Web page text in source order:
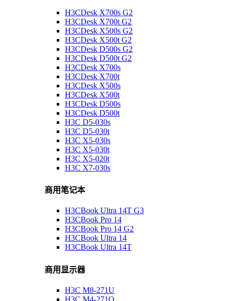
H3CDesk X700s G2
H3CDesk X700t G2
H3CDesk X500s G2
H3CDesk X500t G2
H3CDesk D500s G2
H3CDesk D500t G2
H3CDesk X700s
H3CDesk X700t
H3CDesk X500s
H3CDesk X500t
H3CDesk D500s
H3CDesk D500t
H3C D5-030s
H3C D5-030t
H3C X5-030s
H3C X5-030t
H3C X5-020t
H3C X7-030s
商用笔记本
H3CBook Ultra 14T G3
H3CBook Pro 14
H3CBook Pro 14 G2
H3CBook Ultra 14
H3CBook Ultra 14T
商用显示器
H3C M8-271U
H3C M4-271Q